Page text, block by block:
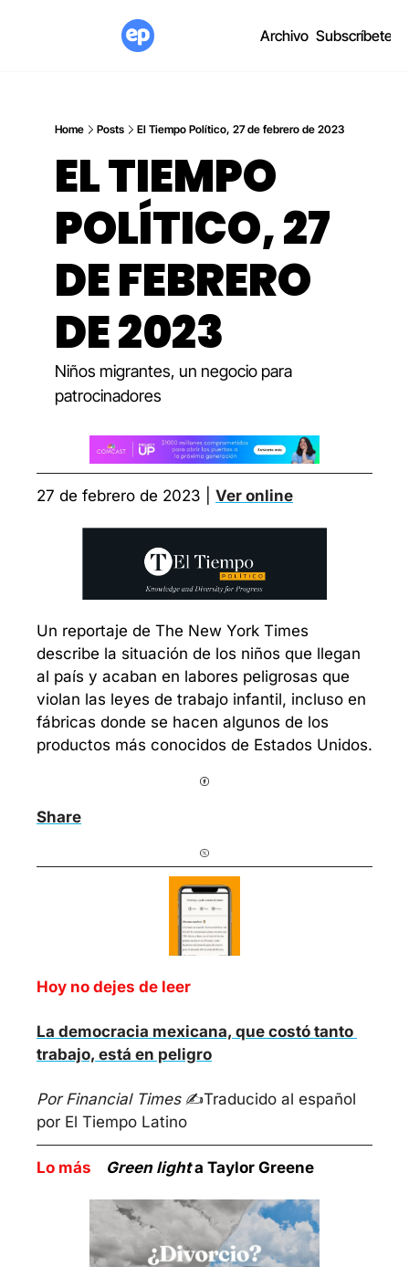
Archivo Subscríbete
Home Posts El Tiempo Político, 27 de febrero de 2023
EL TIEMPO
POLÍTICO, 27
DE FEBRERO
DE 2023
Niños migrantes, un negocio para
patrocinadores
27 de febrero de 2023 | Ver online
Un reportaje de The New York Times
describe la situación de los niños que llegan
al país y acaban en labores peligrosas que
violan las leyes de trabajo infantil, incluso en
fábricas donde se hacen algunos de los
productos más conocidos de Estados Unidos.
Share
Hoy no dejes de leer
La democracia mexicana, que costó tanto
trabajo, está en peligro
Por Financial Times ✍️Traducido al español
por El Tiempo Latino
Lo más Green light a Taylor Greene